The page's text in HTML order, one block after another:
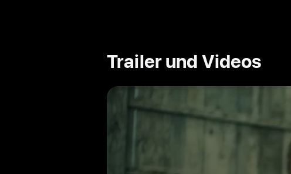
Trailer und Videos